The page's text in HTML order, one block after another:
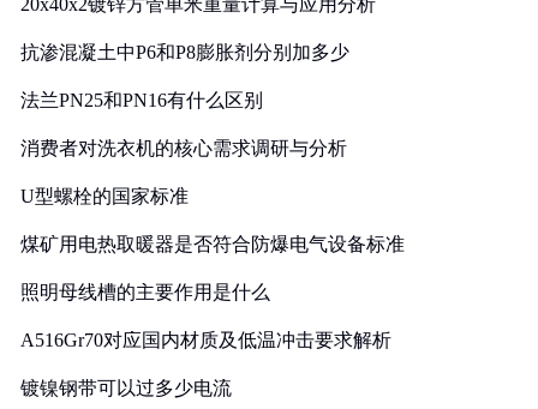
20x40x2镀锌方管单米重量计算与应用分析
抗渗混凝土中P6和P8膨胀剂分别加多少
法兰PN25和PN16有什么区别
消费者对洗衣机的核心需求调研与分析
U型螺栓的国家标准
煤矿用电热取暖器是否符合防爆电气设备标准
照明母线槽的主要作用是什么
A516Gr70对应国内材质及低温冲击要求解析
镀镍钢带可以过多少电流